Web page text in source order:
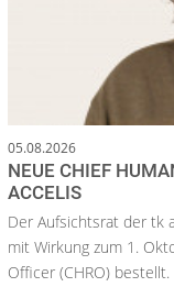
05.08.2026
NEUE CHIEF
ACCELIS
Der Aufsichtsrat der tk
mit Wirkung zum 1.
Officer (CHRO) bestellt.